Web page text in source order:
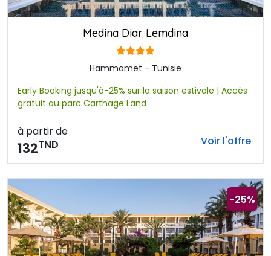
Medina Diar Lemdina
Hammamet - Tunisie
Early Booking jusqu'à-25% sur la saison estivale | Accès
gratuit au parc Carthage Land
à partir de
132TND Voir l'offre
-25%